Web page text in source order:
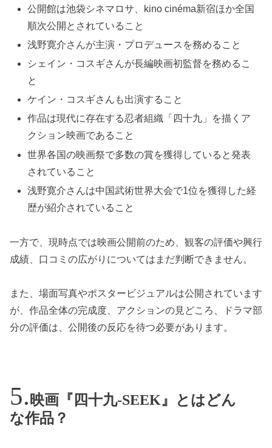
公開館は池袋シネマロサ、kino cinéma新宿ほか全国
順次公開とされていること
浅野寛介さんが主演・プロデュースを務めること
シェイン・コスギさんが長編映画初監督を務めるこ
と
ケイン・コスギさんも出演すること
作品は現代に存在する忍者組織「四十九」を描くア
クション映画であること
世界各国の映画祭で多数の賞を獲得していると発表
されていること
浅野寛介さんは中国武術世界大会で1位を獲得した経
歴が紹介されていること
一方で、現時点では映画公開前のため、観客の評価や興行
成績、口コミの広がりについてはまだ判断できません。
また、場面写真やポスタービジュアルは公開されています
が、作品全体の完成度、アクションの見どころ、ドラマ部
分の評価は、公開後の反応を待つ必要があります。
映画『四十九-SEEK』とはどん
な作品？